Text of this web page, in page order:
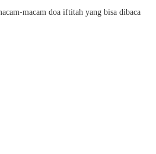
macam doa iftitah yang bisa dibaca